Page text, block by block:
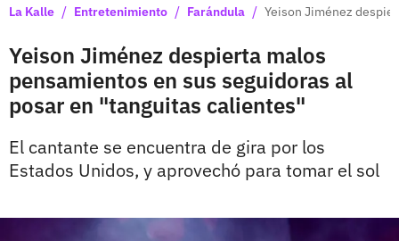
La Kalle / Entretenimiento / Farándula / Yeison Jiménez
Yeison Jiménez despierta malos
pensamientos en sus seguidoras al
posar en "tanguitas calientes"
El cantante se encuentra de gira por los
Estados Unidos, y aprovechó para tomar el sol